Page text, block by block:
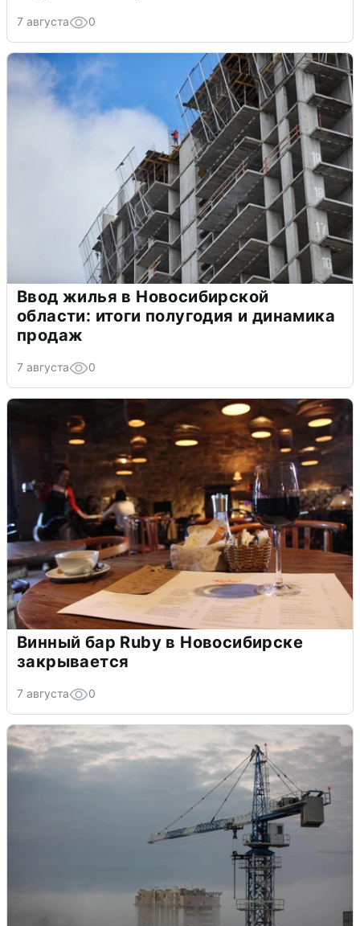
7 августа 0
Ввод жилья в Новосибирской
области: итоги полугодия и динамика
продаж
7 августа 0
Винный бар Ruby в Новосибирске
закрывается
7 августа 0